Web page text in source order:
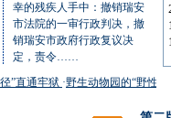
幸的残疾人手中：撤销瑞安
市法院的一审行政判决，撤
销瑞安市政府行政复议决
定，责令……
”直通牢狱·野生动物园的“野性”脱缰